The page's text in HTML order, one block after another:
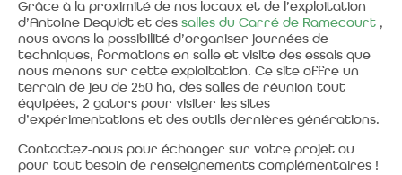
Grâce à la proximité de nos locaux et de l’exploitation
d’Antoine Dequidt et des salles du Carré de Ramecourt ,
nous avons la possibilité d’organiser journées de
techniques, formations en salle et visite des essais que
nous menons sur cette exploitation. Ce site offre un
terrain de jeu de 250 ha, des salles de réunion tout
équipées, 2 gators pour visiter les sites
d’expérimentations et des outils dernières générations.
Contactez-nous pour échanger sur votre projet ou
pour tout besoin de renseignements complémentaires !